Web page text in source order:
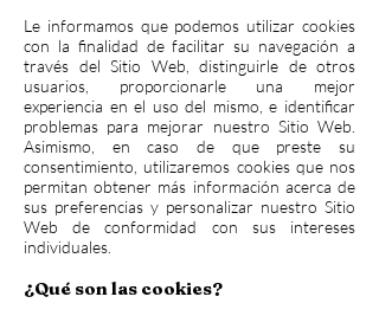
Le informamos que podemos utilizar cookies
con la finalidad de facilitar su navegación a
través del Sitio Web, distinguirle de otros
usuarios, proporcionarle una mejor
experiencia en el uso del mismo, e identificar
problemas para mejorar nuestro Sitio Web.
Asimismo, en caso de que preste su
consentimiento, utilizaremos cookies que nos
permitan obtener más información acerca de
sus preferencias y personalizar nuestro Sitio
Web de conformidad con sus intereses
individuales.
¿Qué son las cookies?